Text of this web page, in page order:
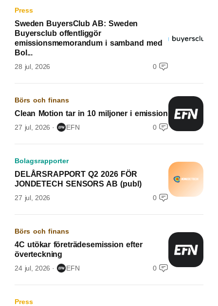
Press
Sweden BuyersClub AB: Sweden
Buyersclub offentliggör
emissionsmemorandum i samband med
Bol...
28 jul, 2026 0
Börs och finans
Clean Motion tar in 10 miljoner i emission
27 jul, 2026 EFN 0
Bolagsrapporter
DELÅRSRAPPORT Q2 2026 FÖR
JONDETECH SENSORS AB (publ)
27 jul, 2026 0
Börs och finans
4C utökar företrädesemission efter
överteckning
24 jul, 2026 EFN 0
Press